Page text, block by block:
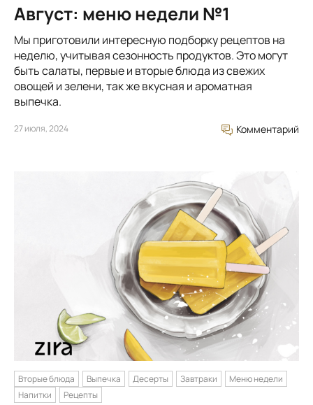
Август: меню недели №1
Мы приготовили интересную подборку рецептов на
неделю, учитывая сезонность продуктов. Это могут
быть салаты, первые и вторые блюда из свежих
овощей и зелени, так же вкусная и ароматная
выпечка.
27 июля, 2024 Комментарий
Вторые блюда Выпечка Десерты Завтраки
Меню недели
Напитки
Рецепты